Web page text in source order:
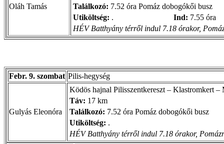
Oláh Tamás
Találkozó: 7.52 óra Pomáz dobogókői busz
Utiköltség: . Ind: 7.55 óra
HÉV Batthyány térről indul 7.18 órakor,
Febr. 9. szombat Pilis-hegység
Gulyás Eleonóra
Ködös hajnal Pilisszentkereszt – Klastromkert
Táv: 17 km
Találkozó: 7.52 óra Pomáz dobogókői busz
Utiköltség: .
HÉV Batthyány térről indul 7.18 órakor,